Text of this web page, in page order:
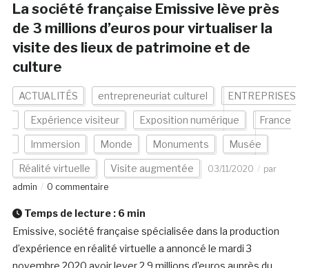
La société française Emissive lève près
de 3 millions d’euros pour virtualiser la
visite des lieux de patrimoine et de
culture
ACTUALITÉS entrepreneuriat culturel ENTREPRISES
Expérience visiteur Exposition numérique France
Immersion Monde Monuments Musée
Réalité virtuelle Visite augmentée 03/11/2020
par
admin
0 commentaire
Temps de lecture : 6 min
Emissive, société française spécialisée dans la production
d’expérience en réalité virtuelle a annoncé le mardi 3